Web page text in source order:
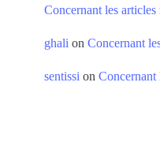
Concernant les
ghali on Concernant
sentissi on Concernant